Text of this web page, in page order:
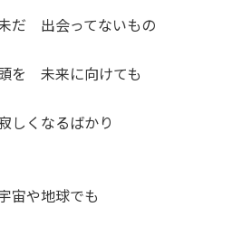
だ 出会ってないもの
を 未来に向けても
くなるばかり
宙や地球でも